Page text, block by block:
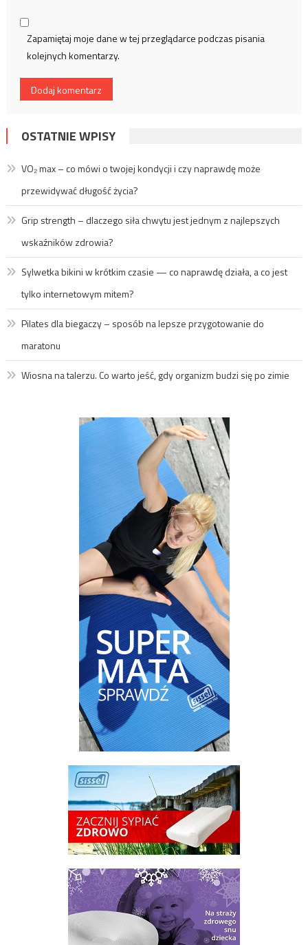
Zapamiętaj moje dane w tej przeglądarce podczas pisania
kolejnych komentarzy.
OSTATNIE WPISY
VO₂ max – co mówi o twojej kondycji i czy naprawdę może
przewidywać długość życia?
Grip strength – dlaczego siła chwytu jest jednym z najlepszych
wskaźników zdrowia?
Sylwetka bikini w krótkim czasie — co naprawdę działa, a co jest
tylko internetowym mitem?
Pilates dla biegaczy – sposób na lepsze przygotowanie do
maratonu
Wiosna na talerzu. Co warto jeść, gdy organizm budzi się po zimie